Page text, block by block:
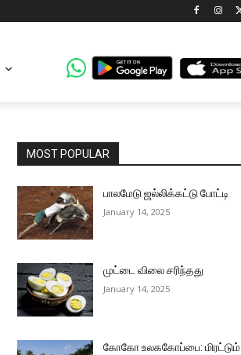
MOST POPULAR
பாலமேடு ஜல்லிக்கட்டு போட்டி
January 14, 2025
முட்டை விலை சரிந்தது
January 14, 2025
கோகோ உலககோப்பை: மிரட்டும்